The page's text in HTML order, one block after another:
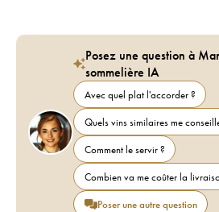
Posez une question à
sommelière IA
Avec quel plat l'accorder ?
Quels vins similaires me
Comment le servir ?
Combien va me coûter la
Poser une autre question